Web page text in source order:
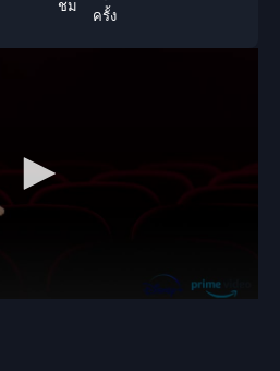
ชม
ครั้ง